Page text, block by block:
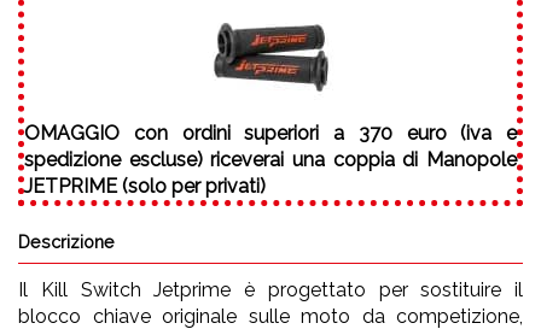
OMAGGIO con ordini superiori a 370 euro (iva e
spedizione escluse) riceverai una coppia di Manopole
JETPRIME (solo per privati)
Descrizione
Il Kill Switch Jetprime è progettato per sostituire il
blocco chiave originale sulle moto da competizione,